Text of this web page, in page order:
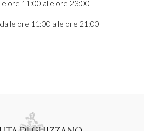
ore 11:00 alle ore 23:00
ore 11:00 alle ore 21:00